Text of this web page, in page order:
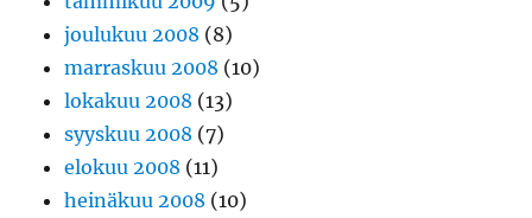
joulukuu 2008 (8)
marraskuu 2008 (10)
lokakuu 2008 (13)
syyskuu 2008 (7)
elokuu 2008 (11)
heinäkuu 2008 (10)